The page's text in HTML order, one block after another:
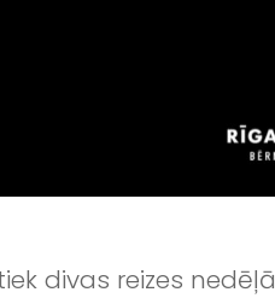
divas reizes nedēļā